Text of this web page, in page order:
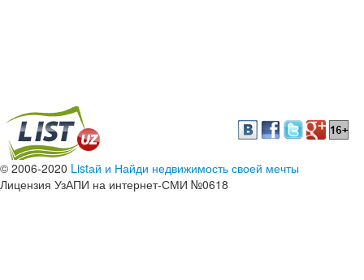
© 2006-2020 Listай и Найди недвижимость своей мечты
Лицензия УзАПИ на интернет-СМИ №0618